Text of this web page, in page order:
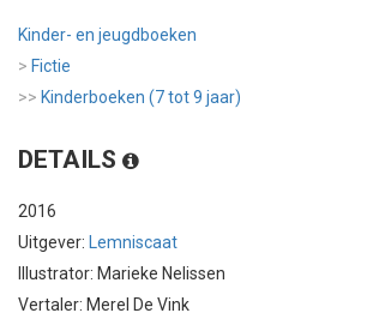
Kinder- en jeugdboeken
> Fictie
>> Kinderboeken (7 tot 9 jaar)
DETAILS
2016
Uitgever:
Lemniscaat
Illustrator: Marieke Nelissen
Vertaler: Merel De Vink